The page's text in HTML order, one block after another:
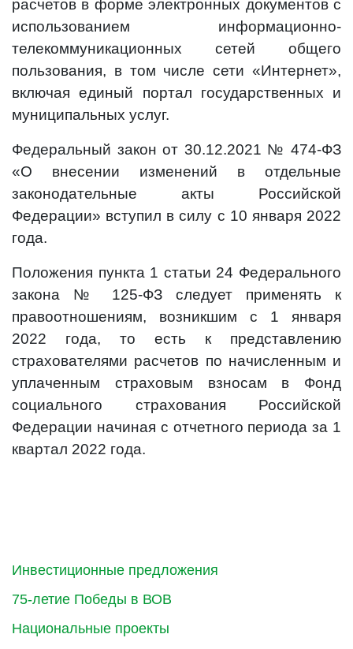
Инвестиционные предложения
75-летие Победы в ВОВ
Национальные проекты
расчетов в форме электронных документов с
использованием информационно-
телекоммуникационных сетей общего
пользования, в том числе сети «Интернет»,
включая единый портал государственных и
муниципальных услуг.
Федеральный закон от 30.12.2021 № 474-ФЗ
«О внесении изменений в отдельные
законодательные акты Российской
Федерации» вступил в силу с 10 января 2022
года.
Положения пункта 1 статьи 24 Федерального
закона № 125-ФЗ следует применять к
правоотношениям, возникшим с 1 января
2022 года, то есть к представлению
страхователями расчетов по начисленным и
уплаченным страховым взносам в Фонд
социального страхования Российской
Федерации начиная с отчетного периода за 1
квартал 2022 года.